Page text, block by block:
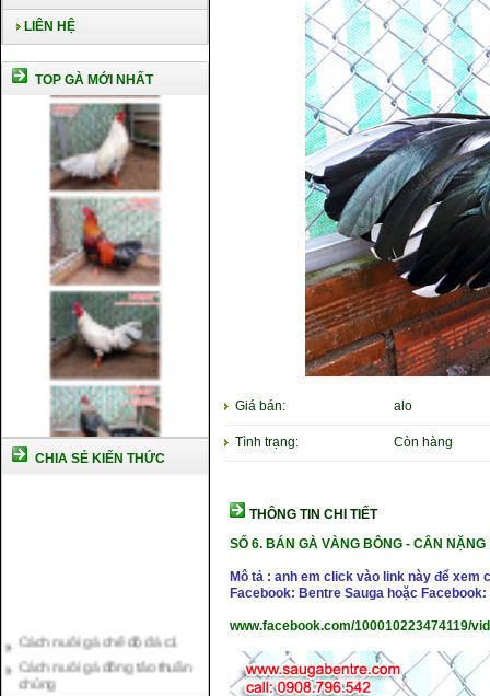
LIÊN HỆ
TOP GÀ MỚI NHẤT
CHIA SẺ KIẾN THỨC
Cách nuôi gà đông tảo thuần
chủng
Kỹ thuật nuôi gà con mới nở
Giá bán: alo
Tình trạng: Còn hàng
THÔNG TIN CHI TIẾT
SỐ 6.BÁN GÀ VÀNG BÔNG -CÂN NẶNG
Mô tả : anh em click vào link này để
Facebook: Bentre Sauga hoặc Facebook:
www.facebook.com/100010223474119/